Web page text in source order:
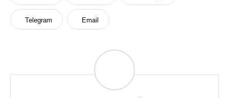
Telegram Email